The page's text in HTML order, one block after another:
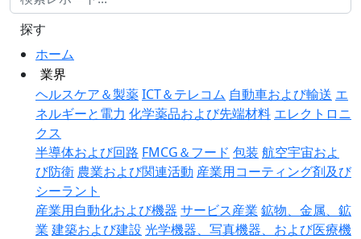
ホーム
業界
ヘルスケア＆製薬ICT＆テレコム 自動車および輸送 エ
ネルギーと電力 化学薬品および先端材料 エレクトロニ
クス
半導体および回路 FMCG＆フード 包装 航空宇宙およ
び防衛 農業および関連活動 産業用コーティング剤及び
シーラント
産業用自動化および機器 サービス産業 鉱物、金属、鉱
業 建築および建設 光学機器、写真機器、および医療機
探す